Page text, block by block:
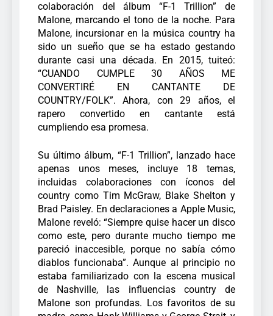
colaboración del álbum “F-1 Trillion” de
Malone, marcando el tono de la noche. Para
Malone, incursionar en la música country ha
sido un sueño que se ha estado gestando
durante casi una década. En 2015, tuiteó:
“CUANDO CUMPLE 30 AÑOS ME
CONVERTIRÉ EN CANTANTE DE
COUNTRY/FOLK”. Ahora, con 29 años, el
rapero convertido en cantante está
cumpliendo esa promesa.
Su último álbum, “F-1 Trillion”, lanzado hace
apenas unos meses, incluye 18 temas,
incluidas colaboraciones con íconos del
country como Tim McGraw, Blake Shelton y
Brad Paisley. En declaraciones a Apple Music,
Malone reveló: “Siempre quise hacer un disco
como este, pero durante mucho tiempo me
pareció inaccesible, porque no sabía cómo
diablos funcionaba”.Aunque al principio no
estaba familiarizado con la escena musical
de Nashville, las influencias country de
Malone son profundas. Los favoritos de su